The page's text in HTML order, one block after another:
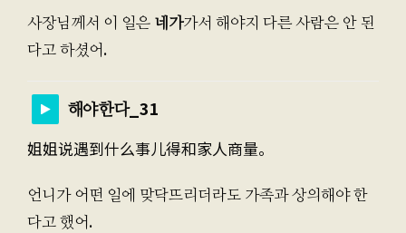
사장님께서 이 일은 네가가서 해야지 다른 사람은 안 된
다고 하셨어.
해야한다_31
姐姐说遇到什么事儿得和家人商量。
언니가 어떤 일에 맞닥뜨리더라도 가족과 상의해야 한
다고 했어.